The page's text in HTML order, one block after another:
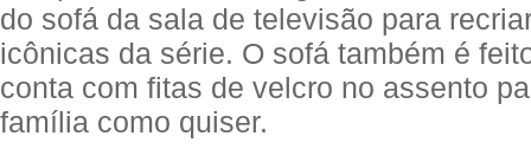
do sofá da sala de televisão para
icônicas da série. O sofá também é
conta com fitas de velcro no assento
família como quiser.